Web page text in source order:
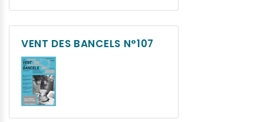
VENT DES BANCELS N°107